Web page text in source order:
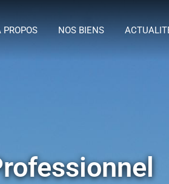
PROPOS NOS BIENS